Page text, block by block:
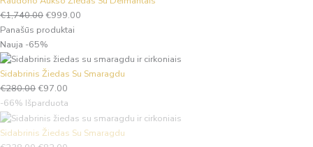
€1,740.00€999.00
Panašūs produktai
Nauja -65%
Sidabrinis Žiedas Su Smaragdu
€280.00€97.00
-66% Išparduota
Sidabrinis Žiedas Su Smaragdu